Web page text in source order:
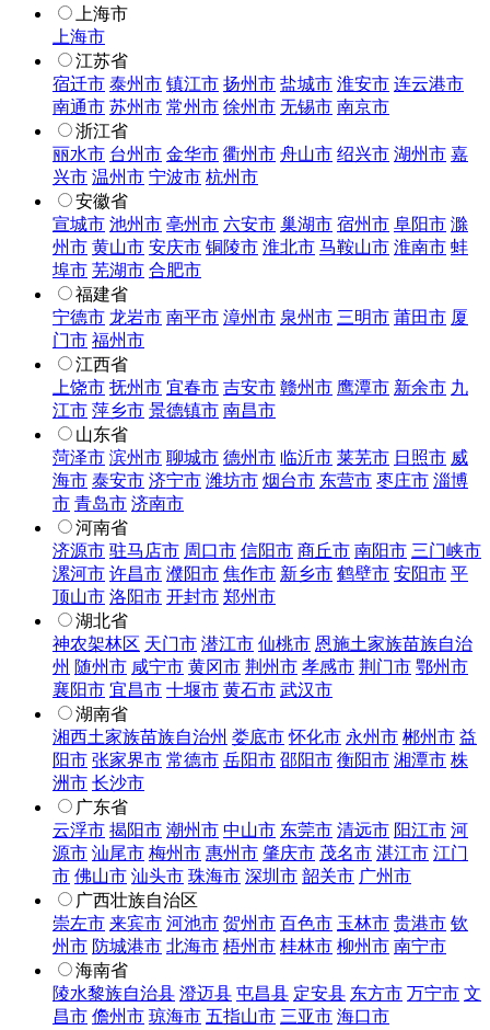
上海市
上海市
江苏省
宿迁市 泰州市 镇江市 扬州市 盐城市 淮安市 连云港市
南通市 苏州市 常州市 徐州市 无锡市 南京市
浙江省
丽水市 台州市 金华市 衢州市 舟山市 绍兴市 湖州市 嘉
兴市 温州市 宁波市 杭州市
安徽省
宣城市 池州市 亳州市 六安市 巢湖市 宿州市 阜阳市 滁
州市 黄山市 安庆市 铜陵市 淮北市 马鞍山市 淮南市 蚌
埠市 芜湖市 合肥市
福建省
宁德市 龙岩市 南平市 漳州市 泉州市 三明市 莆田市 厦
门市 福州市
江西省
上饶市 抚州市 宜春市 吉安市 赣州市 鹰潭市 新余市 九
江市 萍乡市 景德镇市 南昌市
山东省
菏泽市 滨州市 聊城市 德州市 临沂市 莱芜市 日照市 威
海市 泰安市 济宁市 潍坊市 烟台市 东营市 枣庄市 淄博
市 青岛市 济南市
河南省
济源市 驻马店市 周口市 信阳市 商丘市 南阳市 三门峡市
漯河市 许昌市 濮阳市 焦作市 新乡市 鹤壁市 安阳市 平
顶山市 洛阳市 开封市 郑州市
湖北省
神农架林区 天门市 潜江市 仙桃市 恩施土家族苗族自治
州 随州市 咸宁市 黄冈市 荆州市 孝感市 荆门市 鄂州市
襄阳市 宜昌市 十堰市 黄石市 武汉市
湖南省
湘西土家族苗族自治州 娄底市 怀化市 永州市 郴州市 益
阳市 张家界市 常德市 岳阳市 邵阳市 衡阳市 湘潭市 株
洲市 长沙市
广东省
云浮市 揭阳市 潮州市 中山市 东莞市 清远市 阳江市 河
源市 汕尾市 梅州市 惠州市 肇庆市 茂名市 湛江市 江门
市 佛山市 汕头市 珠海市 深圳市 韶关市 广州市
广西壮族自治区
崇左市 来宾市 河池市 贺州市 百色市 玉林市 贵港市 钦
州市 防城港市 北海市 梧州市 桂林市 柳州市 南宁市
海南省
陵水黎族自治县 澄迈县 屯昌县 定安县 东方市 万宁市 文
昌市 儋州市 琼海市 五指山市 三亚市 海口市